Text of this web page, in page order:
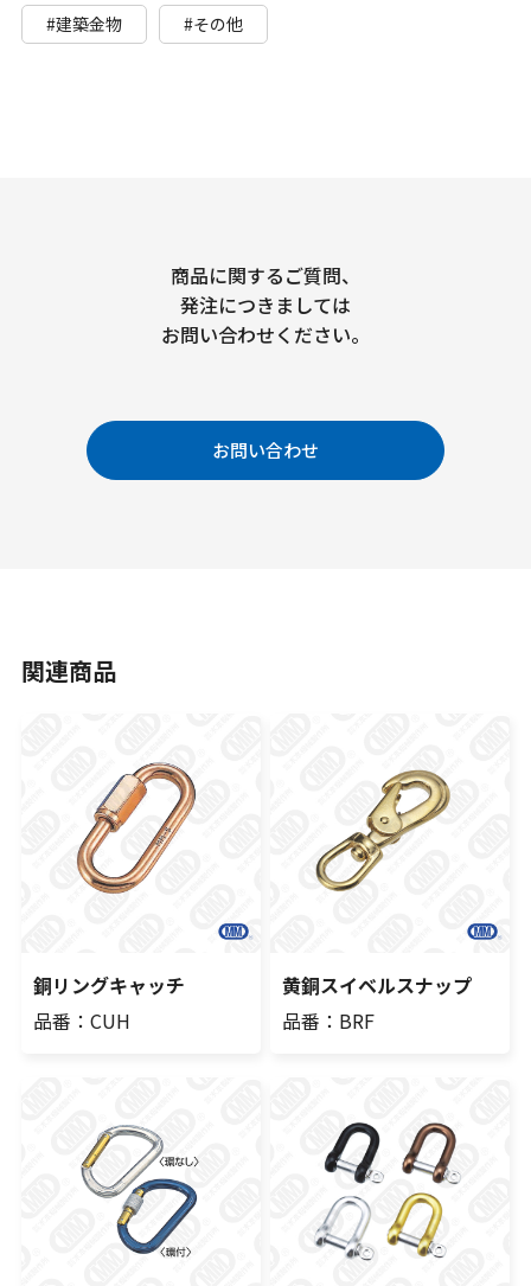
#建築金物 #その他
商品に関するご質問、
発注につきましては
お問い合わせください。
お問い合わせ
関連商品
銅リングキャッチ
品番：CUH
黄銅スイベルスナップ
品番：BRF